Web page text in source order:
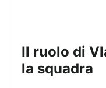
Il ruolo di Vlahovic nel motivare
la squadra